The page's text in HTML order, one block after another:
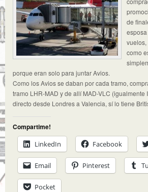
de
como
porque eran solo para juntar Avios.
Como los Avios se daban por cada tramo,
tramo LHR-MAD y de allí MAD-VLC (igualmente
directo desde Londres a Valencia, sí lo tiene
Compartime!
LinkedIn
Facebook
Email Pinterest
Pocket